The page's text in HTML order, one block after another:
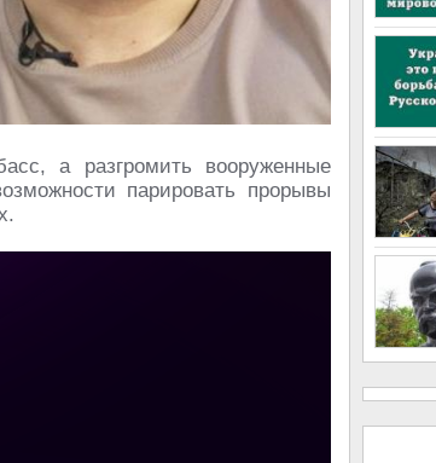
а разгромить вооруженные
парировать прорывы